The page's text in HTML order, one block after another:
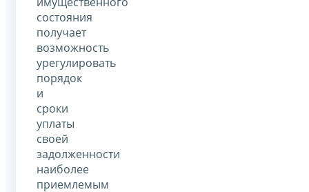
состояния
получает
возможность
урегулировать
порядок
и
сроки
уплаты
своей
задолженности
наиболее
приемлемым